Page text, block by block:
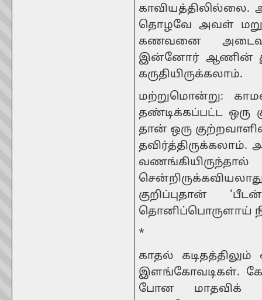
தொழவே அவள்
கணவனை
இன்னோர் ஆணின்
கருதியிருக்கலாம்.
மற்றுமொன்று:
தண்டிக்கப்பட்ட ஒரு
தான் ஒரு
குறிப்புதான்
தொனிப்பொருளாய்
*
காதல் கடிதத்திலும்
இளங்கோவடிகள்.
போன மாதவிக்